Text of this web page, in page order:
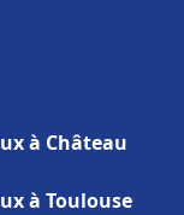
à Château
à Toulouse